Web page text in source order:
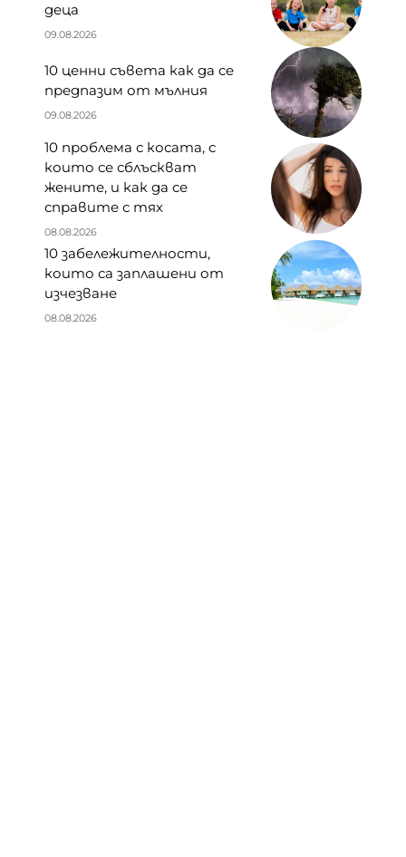
деца
09.08.2026
10 ценни съвета как да се
предпазим от мълния
09.08.2026
10 проблема с косата, с
които се сблъскват
жените, и как да се
справите с тях
08.08.2026
10 забележителности,
които са заплашени от
изчезване
08.08.2026